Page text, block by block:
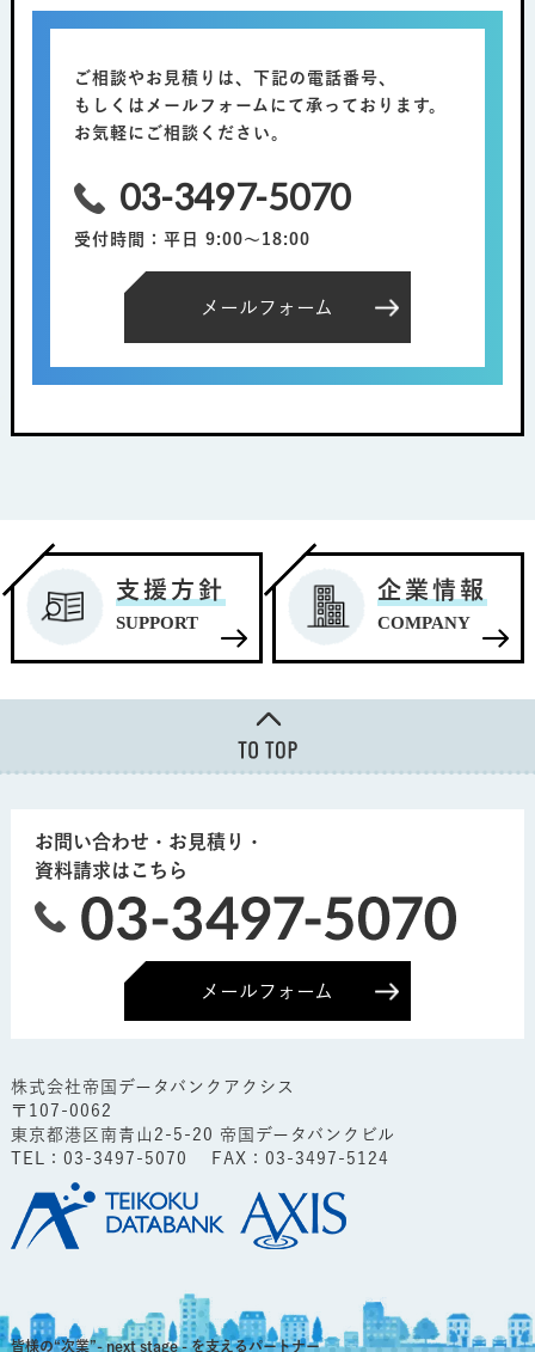
ご相談やお見積りは、下記の電話番号、
もしくはメールフォームにて承っております。
お気軽にご相談ください。
03-3497-5070
受付時間：平日 9:00～18:00
メールフォーム
支援方針
SUPPORT
企業情報
COMPANY
お問い合わせ・お見積り・
資料請求はこちら
メールフォーム
株式会社帝国データバンクアクシス
〒107-0062
東京都港区南青山2-5-20 帝国データバンクビル
TEL： 03-3497-5070 FAX：03-3497-5124
皆様の“次業”- next stage - を支えるパートナー